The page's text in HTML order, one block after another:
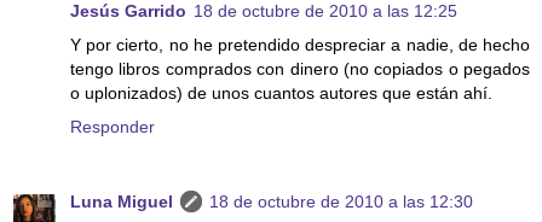
Jesús Garrido 18 de octubre de 2010 a las 12:25
Y por cierto, no he pretendido despreciar a nadie, de hecho
tengo libros comprados con dinero (no copiados o pegados
o uplonizados) de unos cuantos autores que están ahí.
Responder
Luna Miguel
18 de octubre de 2010 a las 12:30